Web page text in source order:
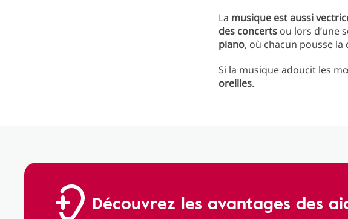
La musique est aussi
des concerts ou lors d’une
piano, où chacun pousse la
Si la musique adoucit les
oreilles.
Découvrez les avantages des